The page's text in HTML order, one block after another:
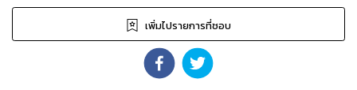
เพิ่มไปรายการที่ชอบ